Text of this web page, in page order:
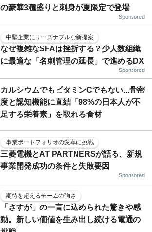
の豪華3種盛りと刺身が夏限定で登場
Sponsored
中堅企業にリーズナブルな新提案
なぜ複雑なSFAは挫折する？少人数組織
に最適な「名刺管理の延長」で進めるDX
Sponsored
カルシウムでもビタミンCでもない...骨密
度と認知機能に直結「98%の日本人が不
足する栄養素」を取れる食材
事業ポートフォリオの変革に挑戦
三菱電機とAT PARTNERSが語る、新規
事業開発成功の条件と失敗要因
Sponsored
期待を超えるチームの強さ
「さすが」の一言に込められた驚きや感
動。新しい価値を生み出し続ける電通の